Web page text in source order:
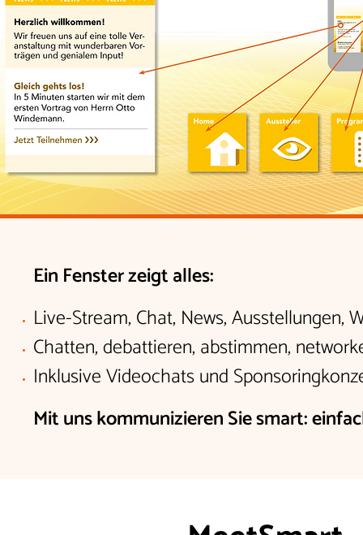
Ein Fenster zeigt alles:
Live-Stream, Chat, News, Ausstellungen,
Chatten, debattieren, abstimmen,
Inklusive Videochats und
Mit uns kommunizieren Sie smart: